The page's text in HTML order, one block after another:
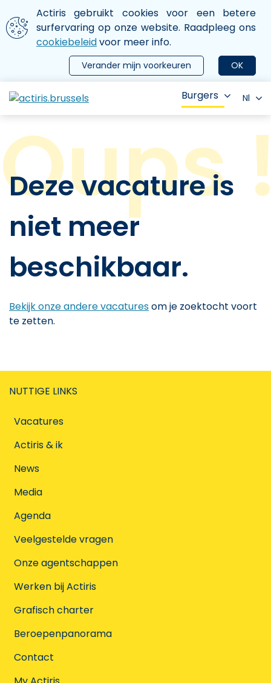
Aller au contenu principal
We gebruiken cookies
Actiris gebruikt cookies voor een betere
surfervaring op onze website. Raadpleeg ons
cookiebeleidvoor meer info.
OK
Verander mijn voorkeuren
le menu
Burgers Nl
Deze vacature is
niet meer
beschikbaar.
Bekijk onze andere vacaturesom je zoektocht voort
te zetten.
NUTTIGE LINKS
Vacatures
Actiris & ik
News
Media
Agenda
Veelgestelde vragen
Onze agentschappen
Werken bij Actiris
Grafisch charter
Beroepenpanorama
Contact